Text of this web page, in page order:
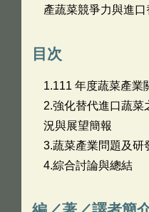
產蔬菜競爭力與進口
目次
1.111 年度蔬菜產業
2.強化替代進口蔬菜
況與展望簡報
3.蔬菜產業問題及研
4.綜合討論與總結